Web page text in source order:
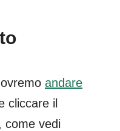
andare
cliccare il
come vedi